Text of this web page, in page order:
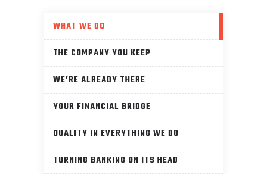
WHAT WE DO
THE COMPANY YOU KEEP
WE’RE ALREADY THERE
YOUR FINANCIAL BRIDGE
QUALITY IN EVERYTHING WE DO
TURNING BANKING ON ITS HEAD